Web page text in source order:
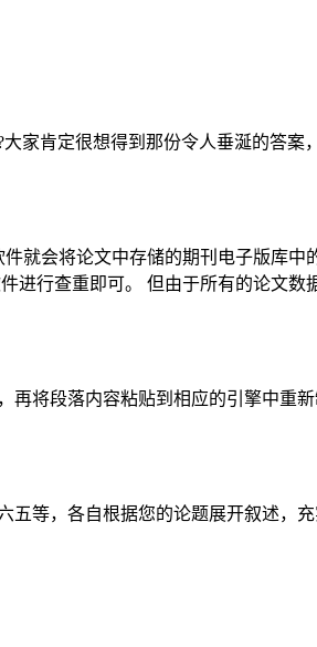
家肯定很想得到那份令人垂涎的答
就会将论文中存储的期刊电子版库
行查重即可。 但由于所有的论文
将段落内容粘贴到相应的引擎中重
等，各自根据您的论题展开叙述，